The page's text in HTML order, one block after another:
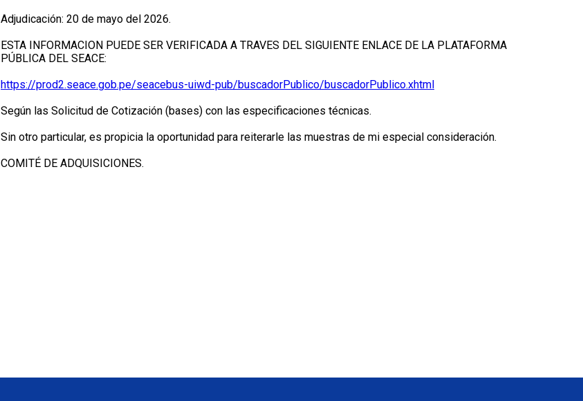
Adjudicación: 20 de mayo del 2026.
ESTA INFORMACION PUEDE SER VERIFICADA A TRAVES DEL SIGUIENTE ENLACE DE LA PLATAFORMA
PÚBLICA DEL SEACE:
https://prod2.seace.gob.pe/seacebus-uiwd-pub/buscadorPublico/buscadorPublico.xhtml
Según las Solicitud de Cotización (bases) con las especificaciones técnicas.
Sin otro particular, es propicia la oportunidad para reiterarle las muestras de mi especial consideración.
COMITÉ DE ADQUISICIONES.